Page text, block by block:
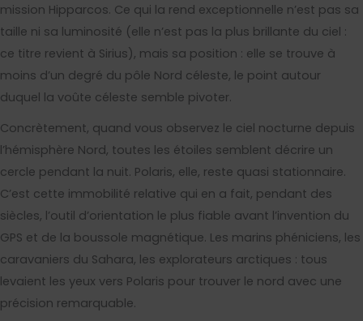
mission Hipparcos. Ce qui la rend exceptionnelle n’est pas sa
taille ni sa luminosité (elle n’est pas la plus brillante du ciel :
ce titre revient à Sirius), mais sa position : elle se trouve à
moins d’un degré du pôle Nord céleste, le point autour
duquel la voûte céleste semble pivoter.
Concrètement, quand vous observez le ciel nocturne depuis
l’hémisphère Nord, toutes les étoiles semblent décrire un
cercle pendant la nuit. Polaris, elle, reste quasi stationnaire.
C’est cette immobilité relative qui en a fait, pendant des
siècles, l’outil d’orientation le plus fiable avant l’invention du
GPS et de la boussole magnétique. Les marins phéniciens, les
caravaniers du Sahara, les explorateurs arctiques : tous
levaient les yeux vers Polaris pour trouver le nord avec une
précision remarquable.